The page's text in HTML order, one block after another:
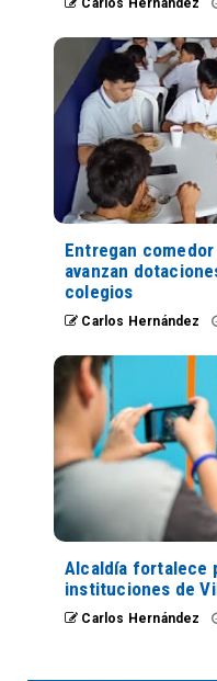
Entregan
avanzan
colegios
Carlos Hernández
Alcaldía fortalece
instituciones de
Carlos Hernández